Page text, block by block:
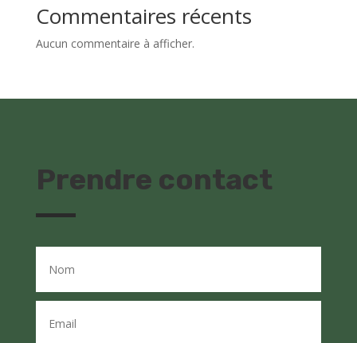
Commentaires récents
Aucun commentaire à afficher.
Prendre contact